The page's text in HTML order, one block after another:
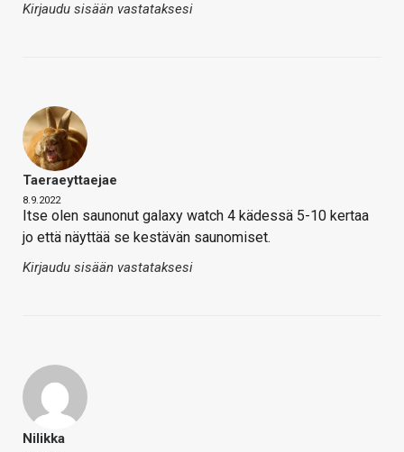
Kirjaudu sisään vastataksesi
Taeraeyttaejae
8.9.2022
Itse olen saunonut galaxy watch 4 kädessä 5-10 kertaa
jo että näyttää se kestävän saunomiset.
Kirjaudu sisään vastataksesi
Nilikka